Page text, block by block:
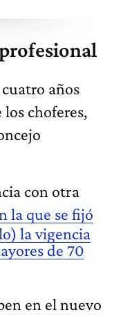
años
choferes,
con otra
la que se fijó
la vigencia
de 70
en el nuevo